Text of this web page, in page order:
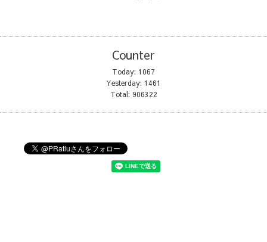
Counter
Today: 1067
Yesterday: 1461
Total: 906322